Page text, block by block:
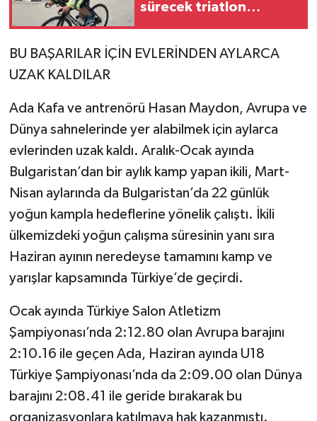
sürecek triatlon
BU BAŞARILAR İÇİN EVLERİNDEN AYLARCA
UZAK KALDILAR
Ada Kafa ve antrenörü Hasan Maydon, Avrupa ve
Dünya sahnelerinde yer alabilmek için aylarca
evlerinden uzak kaldı. Aralık-Ocak ayında
Bulgaristan’dan bir aylık kamp yapan ikili, Mart-
Nisan aylarında da Bulgaristan’da 22 günlük
yoğun kampla hedeflerine yönelik çalıştı. İkili
ülkemizdeki yoğun çalışma süresinin yanı sıra
Haziran ayının neredeyse tamamını kamp ve
yarışlar kapsamında Türkiye’de geçirdi.
Ocak ayında Türkiye Salon Atletizm
Şampiyonası’nda 2:12.80 olan Avrupa barajını
2:10.16 ile geçen Ada, Haziran ayında U18
Türkiye Şampiyonası’nda da 2:09.00 olan Dünya
barajını 2:08.41 ile geride bırakarak bu
organizasyonlara katılmaya hak kazanmıştı.